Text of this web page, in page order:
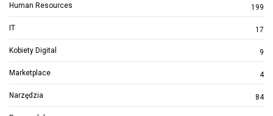
Human Resources 199
IT 17
Kobiety Digital 9
Marketplace 4
Narzędzia 84